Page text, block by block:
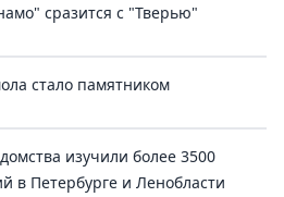
сразится с "Тверью"
стало памятником
изучили более 3500
в Петербурге и Ленобласти